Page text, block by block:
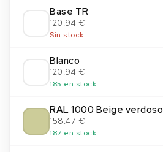
Base TR
120.94 €
Sin stock
Blanco
120.94 €
185 en stock
RAL 1000 Beige verdoso
158.47 €
187 en stock